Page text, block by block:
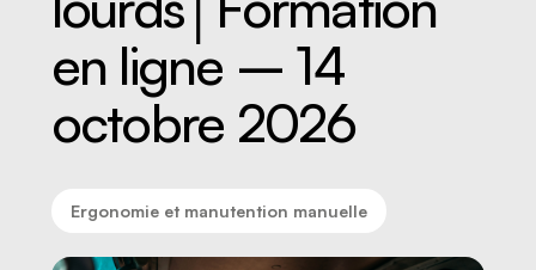
RMPPÉ
en ligne – 14
octobre 2026
Ergonomie et manutention manuelle